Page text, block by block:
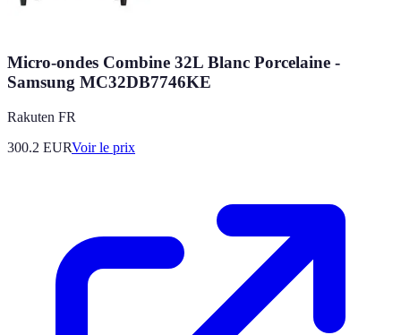
Micro-ondes Combine 32L Blanc Porcelaine -
Samsung MC32DB7746KE
Rakuten FR
300.2 EURVoir le prix